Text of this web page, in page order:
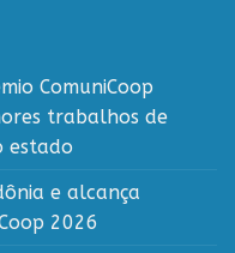
ComuniCoop
trabalhos de
estado
e alcança
2026